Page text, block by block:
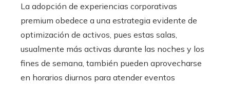
La adopción de experiencias corporativas
premium obedece a una estrategia evidente de
optimización de activos, pues estas salas,
usualmente más activas durante las noches y los
fines de semana, también pueden aprovecharse
en horarios diurnos para atender eventos